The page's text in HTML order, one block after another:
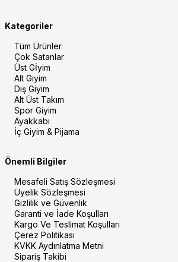
Kategoriler
Tüm Ürünler
Çok Satanlar
Üst Gİyim
Alt Giyim
Dış Giyim
Alt Üst Takım
Spor Giyim
Ayakkabı
İç Giyim & Pijama
Önemli Bilgiler
Mesafeli Satış Sözleşmesi
Üyelik Sözleşmesi
Gizlilik ve Güvenlik
Garanti ve İade Koşulları
Kargo Ve Teslimat Koşulları
Çerez Politikası
KVKK Aydınlatma Metni
Sipariş Takibi